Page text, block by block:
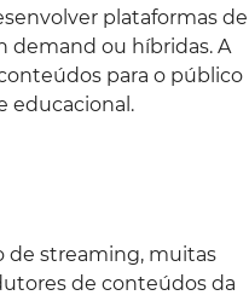
plataformas de
demand ou híbridas. A
para o público
educacional.
de streaming, muitas
de conteúdos da